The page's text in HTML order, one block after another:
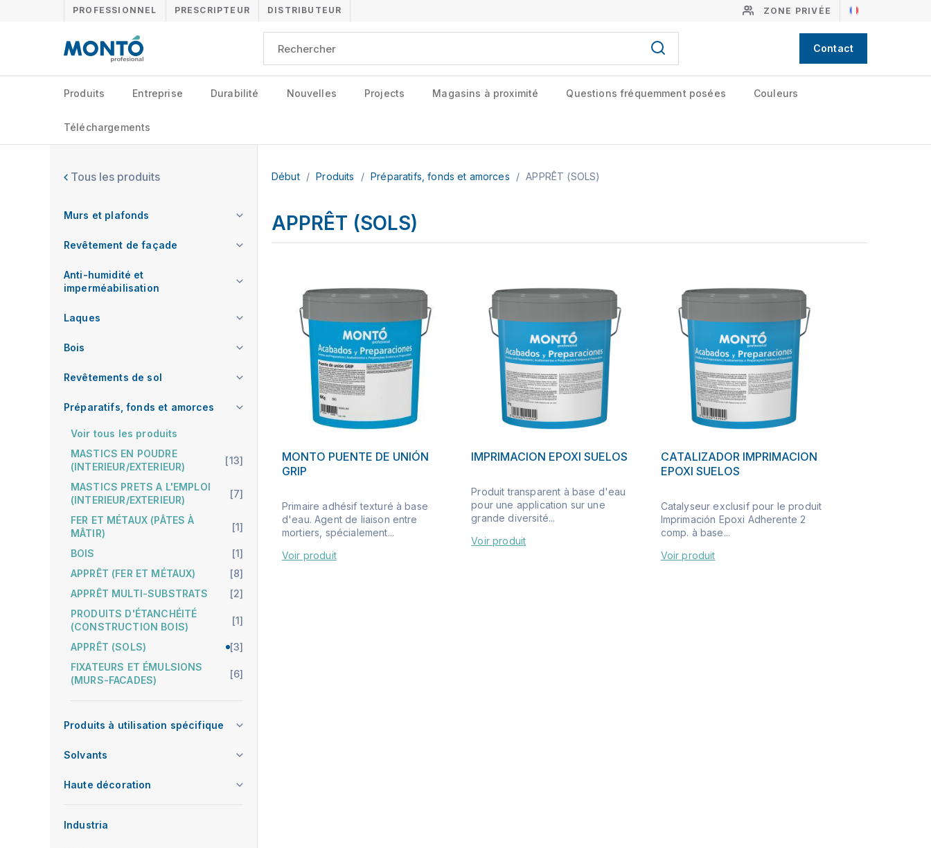
PROFESSIONNEL PRESCRIPTEUR DISTRIBUTEUR ZONE PRIVÉE
Contact
Produits Entreprise Durabilité Nouvelles Projects Magasins à proximité Questions fréquemment posées Couleurs
Téléchargements
Tous les produits
Murs et plafonds
Revêtement de façade
Anti-humidité et
imperméabilisation
Laques
Bois
Revêtements de sol
Préparatifs, fonds et amorces
Voir tous les produits
MASTICS EN POUDRE
(INTERIEUR/EXTERIEUR)
[13]
MASTICS PRETS A L'EMPLOI
(INTERIEUR/EXTERIEUR)
[7]
FER ET MÉTAUX (PÂTES À
MÂTIR)
[1]
BOIS
[1]
APPRÊT (FER ET MÉTAUX)
[8]
APPRÊT MULTI-SUBSTRATS
[2]
PRODUITS D'ÉTANCHÉITÉ
(CONSTRUCTION BOIS)
[1]
APPRÊT (SOLS)
[3]
FIXATEURS ET ÉMULSIONS
(MURS-FACADES)
[6]
Produits à utilisation spécifique
Solvants
Haute décoration
Industria
Début / Produits / Préparatifs, fonds et amorces / APPRÊT (SOLS)
APPRÊT (SOLS)
MONTO PUENTE DE UNIÓN
GRIP
Primaire adhésif texturé à base
d'eau. Agent de liaison entre
mortiers, spécialement...
Voir produit
IMPRIMACION EPOXI SUELOS
Produit transparent à base d'eau
pour une application sur une
grande diversité...
Voir produit
CATALIZADOR IMPRIMACION
EPOXI SUELOS
Catalyseur exclusif pour le produit
Imprimación Epoxi Adherente 2
comp. à base...
Voir produit